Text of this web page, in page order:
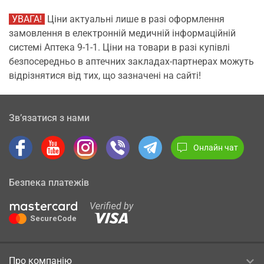
УВАГА! Ціни актуальні лише в разі оформлення
замовлення в електронній медичній інформаційній
системі Аптека 9-1-1. Ціни на товари в разі купівлі
безпосередньо в аптечних закладах-партнерах можуть
відрізнятися від тих, що зазначені на сайті!
Зв’язатися з нами
Онлайн чат
Безпека платежів
Про компанію